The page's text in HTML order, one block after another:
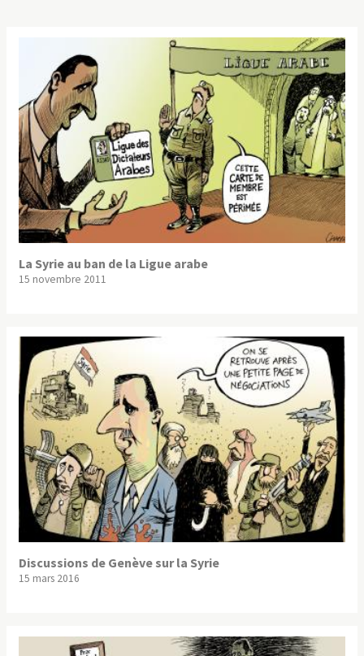
La Syrie au ban de la Ligue arabe
15 novembre 2011
Discussions de Genève sur la Syrie
15 mars 2016